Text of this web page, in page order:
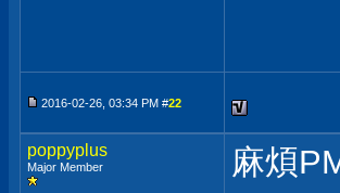
2016-02-26, 03:34 PM #22
poppyplus
Major Member 麻煩